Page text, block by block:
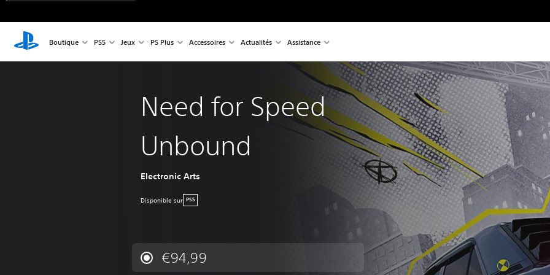
Boutique PS5 Jeux PS Plus Accessoires Actualités Assistance
Need for Speed
Unbound
Electronic Arts
Disponible sur PS5
€94,99